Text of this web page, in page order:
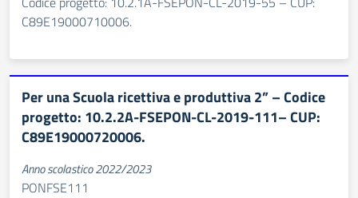
C89E19000710006.
Per una Scuola ricettiva e produttiva 2” – Codice
progetto: 10.2.2A-FSEPON-CL-2019-111– CUP:
C89E19000720006.
Anno scolastico 2022/2023
PONFSE111